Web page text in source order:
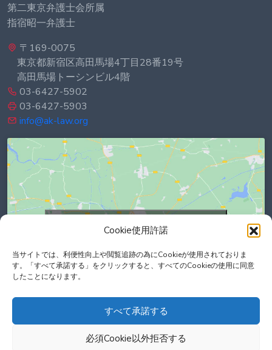
Cookie使用許諾
当サイトでは、利便性向上や閲覧追跡の為にCookieが使用されておりま
す。「すべて承諾する」をクリックすると、すべてのCookieの使用に同意
したことになります。
すべて承諾する
必須Cookie以外拒否する
第二東京弁護士会所属
指宿昭一弁護士
〒169-0075
東京都新宿区高田馬場4丁目28番19号
高田馬場トーシンビル4階
03-6427-5902
03-6427-5903
info@ak-law.org
Click to accept marketing cookies and
enable this content